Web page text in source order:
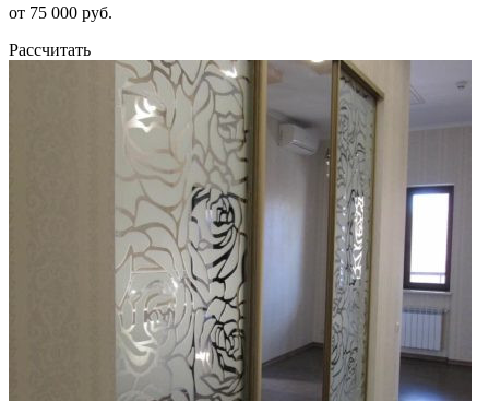
от 75 000 руб.
Рассчитать